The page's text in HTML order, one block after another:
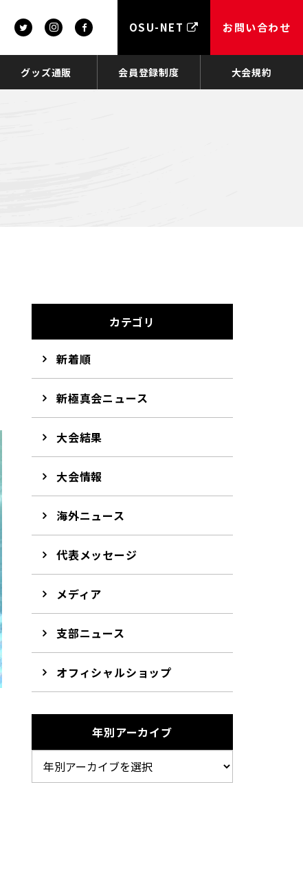
OSU-NET お問い合わせ
グッズ通販 会員登録制度 大会規約
カテゴリ
新着順
新極真会ニュース
大会結果
大会情報
海外ニュース
代表メッセージ
メディア
支部ニュース
オフィシャルショップ
年別アーカイブ